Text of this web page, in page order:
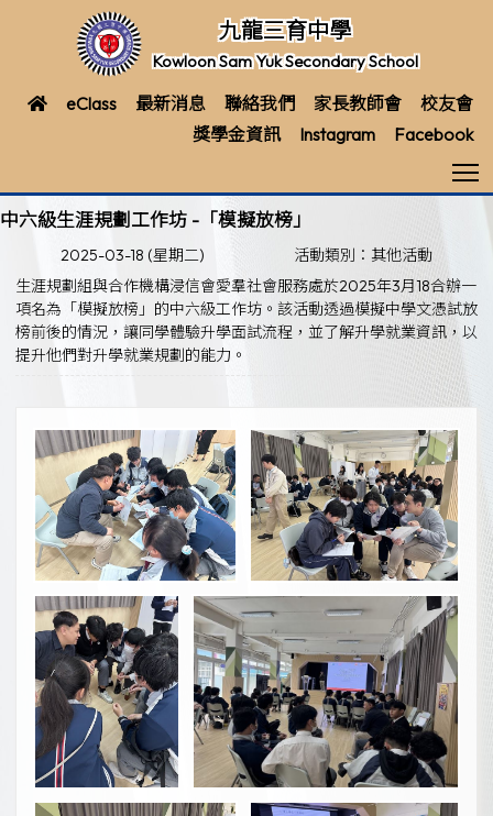
九龍三育中學
Kowloon Sam Yuk Secondary School
eClass 最新消息 聯絡我們 家長教師會
校友會
獎學金資訊
Instagram Facebook
中六級生涯規劃工作坊 -「模擬放榜」
2025-03-18 (星期二)
活動類別：其他活動
生涯規劃組與合作機構浸信會愛羣社會服務處於2025年3月18合辦一
項名為「模擬放榜」的中六級工作坊。該活動透過模擬中學文憑試放
榜前後的情況，讓同學體驗升學面試流程，並了解升學就業資訊，以
提升他們對升學就業規劃的能力。